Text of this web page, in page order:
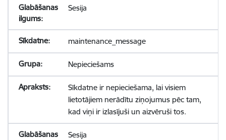
Sesija
maintenance_message
Nepieciešams
Sīkdatne ir nepieciešama, lai visiem
lietotājiem nerādītu ziņojumus pēc tam,
kad viņi ir izlasījuši un aizvēruši tos.
Sesija